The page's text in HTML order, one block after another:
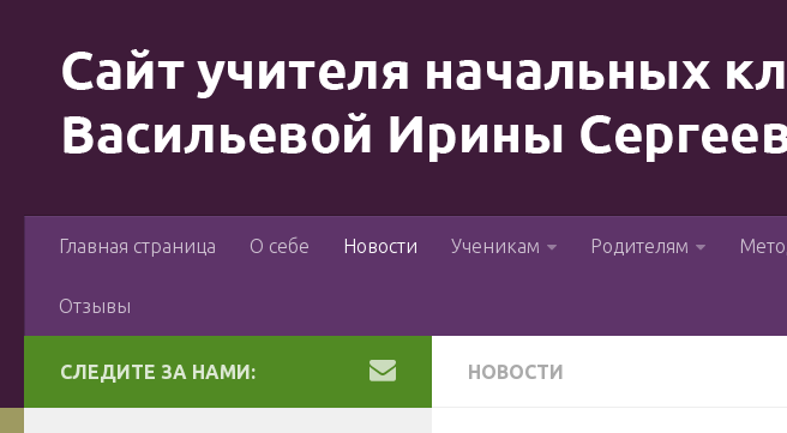
Главная страница О себе Новости Ученикам Родителям
Отзывы
НОВОСТИ
СЛЕДИТЕ ЗА НАМИ: